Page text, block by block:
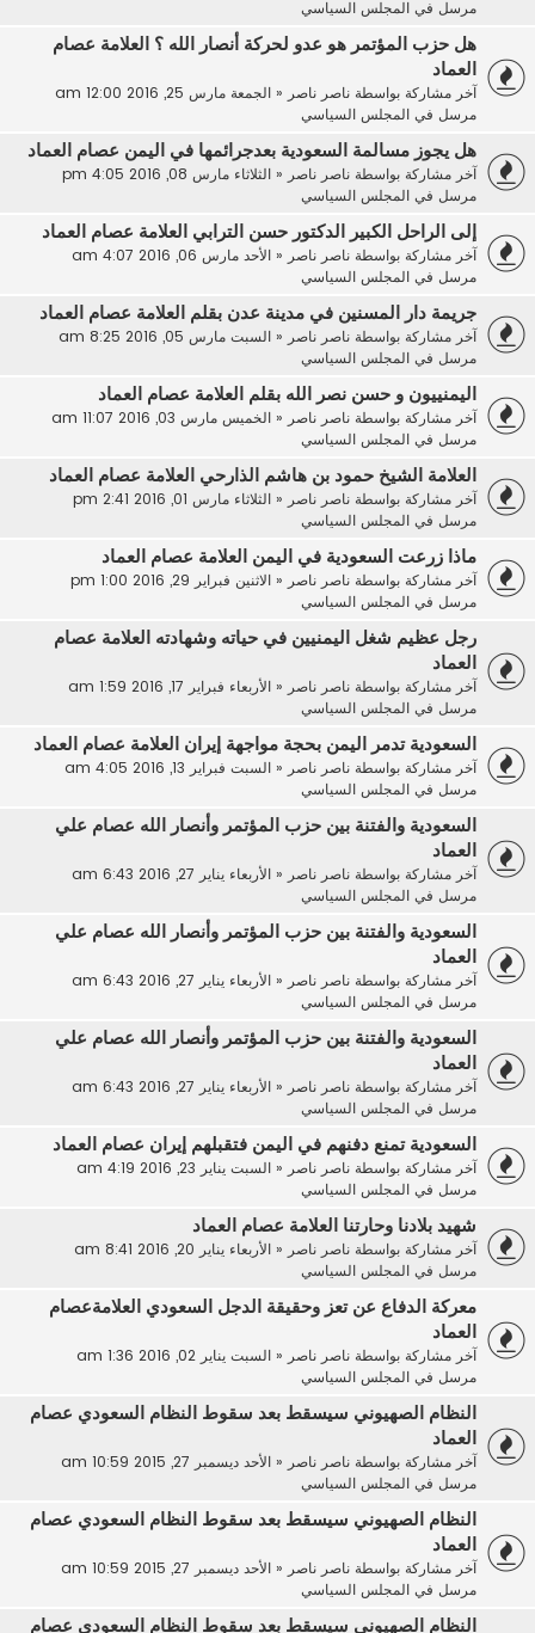
مرسل في المجلس السياسي
هل حزب المؤتمر هو عدو لحركة أنصار الله ؟ العلامة عصام
العماد
آخر مشاركة بواسطة ناصر ناصر« الجمعة مارس 25, 2016 12:00 am
مرسل في المجلس السياسي
هل يجوز مسالمة السعودية بعدجرائمها في اليمن عصام العماد
آخر مشاركة بواسطة ناصر ناصر« الثلاثاء مارس 08, 2016 4:05 pm
مرسل في المجلس السياسي
إلى الراحل الكبير الدكتور حسن الترابي العلامة عصام العماد
آخر مشاركة بواسطة ناصر ناصر« الأحد مارس 06, 2016 4:07 am
مرسل في المجلس السياسي
جريمة دار المسنين في مدينة عدن بقلم العلامة عصام العماد
آخر مشاركة بواسطة ناصر ناصر« السبت مارس 05, 2016 8:25 am
مرسل في المجلس السياسي
اليمنييون و حسن نصر الله بقلم العلامة عصام العماد
آخر مشاركة بواسطة ناصر ناصر« الخميس مارس 03, 2016 11:07 am
مرسل في المجلس السياسي
العلامة الشيخ حمود بن هاشم الذارحي العلامة عصام العماد
آخر مشاركة بواسطة ناصر ناصر« الثلاثاء مارس 01, 2016 2:41 pm
مرسل في المجلس السياسي
ماذا زرعت السعودية في اليمن العلامة عصام العماد
آخر مشاركة بواسطة ناصر ناصر« الاثنين فبراير 29, 2016 1:00 pm
مرسل في المجلس السياسي
رجل عظيم شغل اليمنيين في حياته وشهادته العلامة عصام
العماد
آخر مشاركة بواسطة ناصر ناصر« الأربعاء فبراير 17, 2016 1:59 am
مرسل في المجلس السياسي
السعودية تدمر اليمن بحجة مواجهة إيران العلامة عصام العماد
آخر مشاركة بواسطة ناصر ناصر« السبت فبراير 13, 2016 4:05 am
مرسل في المجلس السياسي
السعودية والفتنة بين حزب المؤتمر وأنصار الله عصام علي
العماد
آخر مشاركة بواسطة ناصر ناصر« الأربعاء يناير 27, 2016 6:43 am
مرسل في المجلس السياسي
السعودية والفتنة بين حزب المؤتمر وأنصار الله عصام علي
العماد
آخر مشاركة بواسطة ناصر ناصر« الأربعاء يناير 27, 2016 6:43 am
مرسل في المجلس السياسي
السعودية والفتنة بين حزب المؤتمر وأنصار الله عصام علي
العماد
آخر مشاركة بواسطة ناصر ناصر« الأربعاء يناير 27, 2016 6:43 am
مرسل في المجلس السياسي
السعودية تمنع دفنهم في اليمن فتقبلهم إيران عصام العماد
آخر مشاركة بواسطة ناصر ناصر« السبت يناير 23, 2016 4:19 am
مرسل في المجلس السياسي
شهيد بلادنا وحارتنا العلامة عصام العماد
آخر مشاركة بواسطة ناصر ناصر« الأربعاء يناير 20, 2016 8:41 am
مرسل في المجلس السياسي
معركة الدفاع عن تعز وحقيقة الدجل السعودي العلامةعصام
العماد
آخر مشاركة بواسطة ناصر ناصر« السبت يناير 02, 2016 1:36 am
مرسل في المجلس السياسي
النظام الصهيوني سيسقط بعد سقوط النظام السعودي عصام
العماد
آخر مشاركة بواسطة ناصر ناصر« الأحد ديسمبر 27, 2015 10:59 am
مرسل في المجلس السياسي
النظام الصهيوني سيسقط بعد سقوط النظام السعودي عصام
العماد
آخر مشاركة بواسطة ناصر ناصر« الأحد ديسمبر 27, 2015 10:59 am
مرسل في المجلس السياسي
النظام الصهيوني سيسقط بعد سقوط النظام السعودي عصام